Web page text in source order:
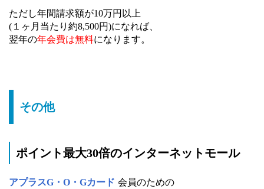
ただし年間請求額が10万円以上
(１ヶ月当たり約8,500円)になれば、
翌年の年会費は無料になります。
その他
ポイント最大30倍のインターネットモール
アプラスG・O・Gカード 会員のための